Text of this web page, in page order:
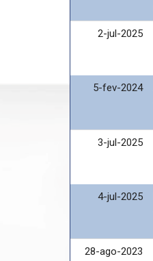
2-jul-2025
5-fev-2024
3-jul-2025
4-jul-2025
28-ago-2023